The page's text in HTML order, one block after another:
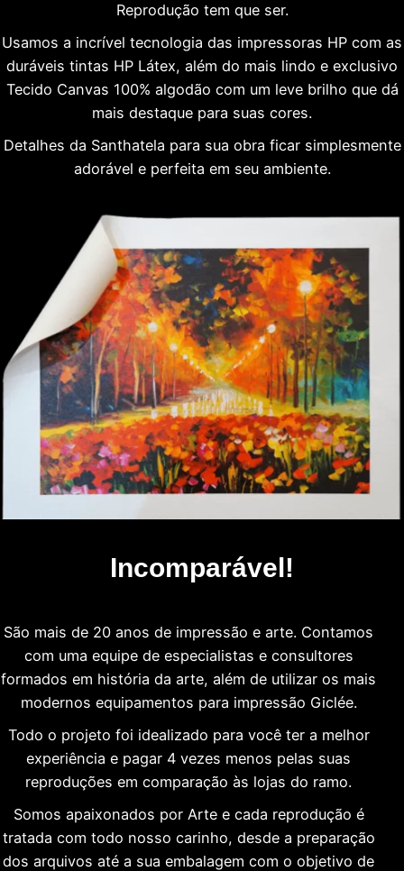
Reprodução tem que ser.
Usamos a incrível tecnologia das impressoras HP com as
duráveis tintas HP Látex, além do mais lindo e exclusivo
Tecido Canvas 100% algodão com um leve brilho que dá
mais destaque para suas cores.
Detalhes da Santhatela para sua obra ficar simplesmente
adorável e perfeita em seu ambiente.
Incomparável!
São mais de 20 anos de impressão e arte. Contamos
com uma equipe de especialistas e consultores
formados em história da arte, além de utilizar os mais
modernos equipamentos para impressão Giclée.
Todo o projeto foi idealizado para você ter a melhor
experiência e pagar 4 vezes menos pelas suas
reproduções em comparação às lojas do ramo.
Somos apaixonados por Arte e cada reprodução é
tratada com todo nosso carinho, desde a preparação
dos arquivos até a sua embalagem com o objetivo de